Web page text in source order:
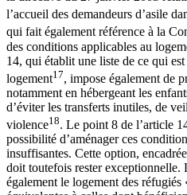
l’accueil des demandeurs d’asile
qui fait également référence à la
des conditions applicables au
14, qui établit une liste de ce qui
logement17, impose également de
notamment en hébergeant les
d’éviter les transferts inutiles, de
violence18. Le point 8 de l’article
possibilité d’aménager ces
insuffisantes. Cette option,
doit toutefois rester exceptionnelle.
également le logement des réfugiés